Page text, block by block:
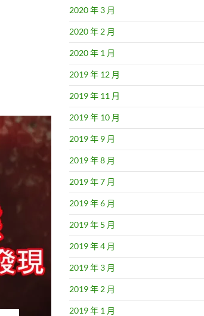
2020 年 3 月
2020 年 2 月
2020 年 1 月
2019 年 12 月
2019 年 11 月
2019 年 10 月
2019 年 9 月
2019 年 8 月
2019 年 7 月
2019 年 6 月
2019 年 5 月
2019 年 4 月
2019 年 3 月
2019 年 2 月
2019 年 1 月